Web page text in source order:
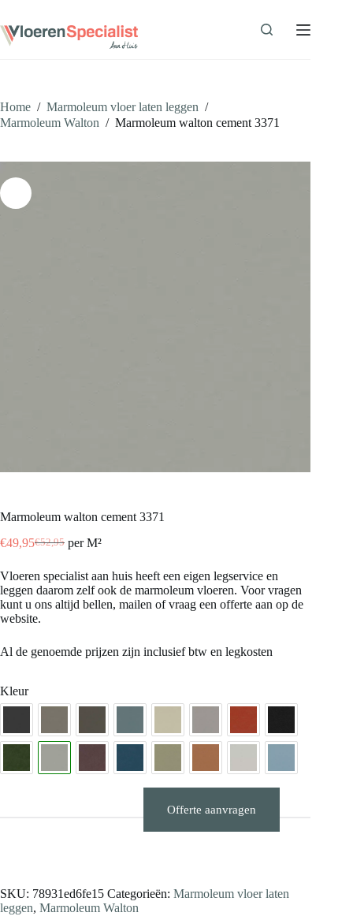
de
inhoud
Home / Marmoleum vloer laten leggen /
Marmoleum Walton / Marmoleum walton cement 3371
Marmoleum walton cement 3371
€52,95
Oorspronkelijke
was:
€52,95.
€49,95Huidige
is:
€49,95.
per M²
Vloeren specialist aan huis heeft een eigen legservice en
leggen daarom zelf ook de marmoleum vloeren. Voor vragen
kunt u ons altijd bellen, mailen of vraag een offerte aan op de
website.
Al de genoemde prijzen zijn inclusief btw en legkosten
Kleur
Offerte aanvragen
SKU: 78931ed6fe15 Categorieën: Marmoleum vloer laten
leggen, Marmoleum Walton